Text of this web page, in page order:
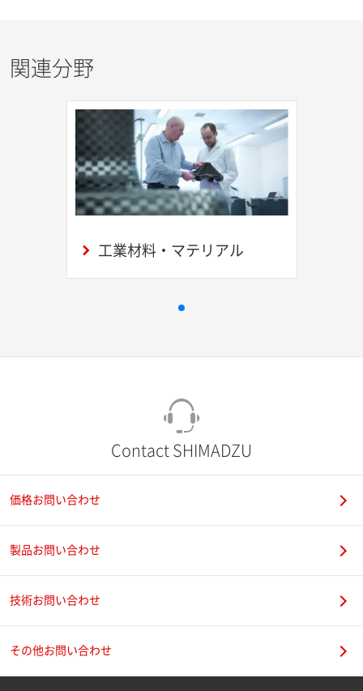
関連分野
工業材料・マテリアル
Contact SHIMADZU
価格お問い合わせ
製品お問い合わせ
技術お問い合わせ
その他お問い合わせ